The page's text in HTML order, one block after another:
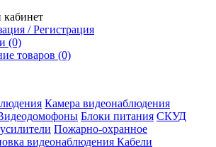
/ Регистрация
(0)
товаров (0)
Камера видеонаблюдения
Блоки питания СКУД
Пожарно-охранное
видеонаблюдения Кабели